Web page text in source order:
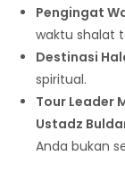
Pengingat
waktu shalat
Destinasi
spiritual.
Tour Leader
Ustadz
Anda bukan